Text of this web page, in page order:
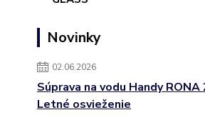
Novinky
02.06.2026
Súprava na vodu Handy RONA
Letné osvieženie